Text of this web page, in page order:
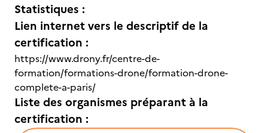
Statistiques :
Lien internet vers le descriptif de la
certification :
https://www.drony.fr/centre-de-
formation/formations-drone/formation-drone-
complete-a-paris/
Liste des organismes préparant à la
certification :